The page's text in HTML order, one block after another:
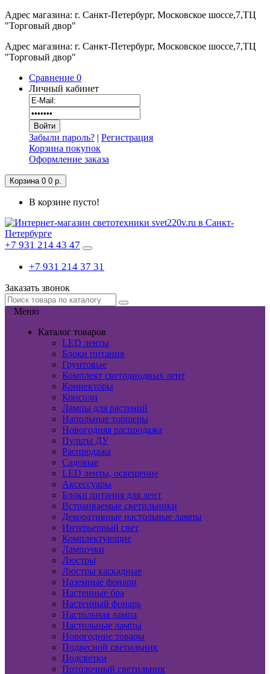
Адрес магазина: г. Санкт-Петербург, Московское шоссе,7,ТЦ
"Торговый двор"
Адрес магазина: г. Санкт-Петербург, Московское шоссе,7,ТЦ
"Торговый двор"
Сравнение 0
Личный кабинет
Забыли пароль? | Регистрация
Корзина покупок
Оформление заказа
Корзина 0 0 р.
В корзине пусто!
+7 931 214 43 47
+7 931 214 37 31
Заказать звонок
Меню
Каталог товаров
LED ленты
Блоки питания
Грунтовые
Комплект светодиодных лент
Коннекторы
Консоли
Лампы для растений
Напольные торшеры
Новогодняя распродажа
Пульты ДУ
Распродажа
Садовые
LED ленты, освещение
Аксессуары
Блоки питания для лент
Встраиваемые светильники
Декоративные настольные лампы
Интерьерный свет
Комплектующие
Лампочки
Люстры
Люстры каскадные
Наземные фонари
Настенные бра
Настенный фонарь
Настольная лампа
Настольные лампы
Новогодние товары
Подвесной светильник
Подсветки
Потолочный светильник